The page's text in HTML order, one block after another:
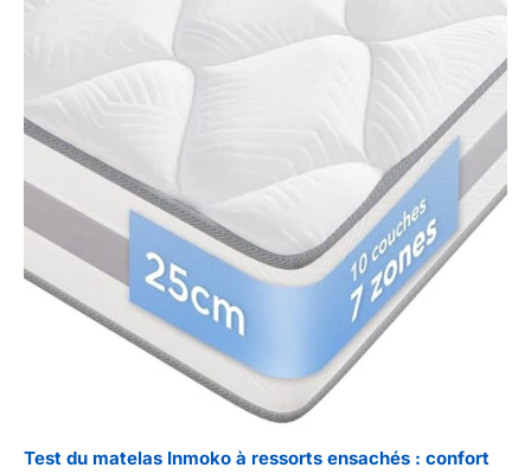
Test du matelas Inmoko à ressorts ensachés : confort